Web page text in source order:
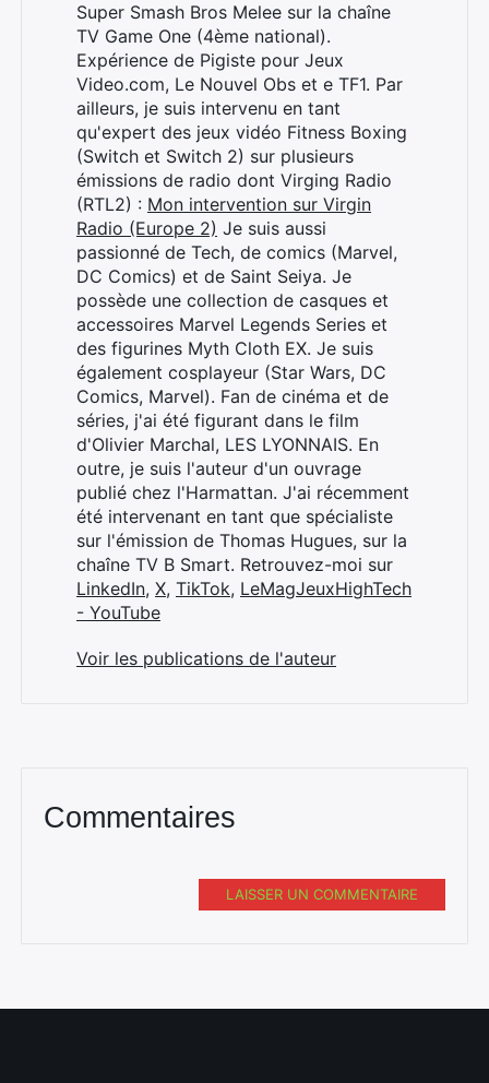
Super Smash Bros Melee sur la chaîne
TV Game One (4ème national).
Expérience de Pigiste pour Jeux
Video.com, Le Nouvel Obs et e TF1. Par
ailleurs, je suis intervenu en tant
qu'expert des jeux vidéo Fitness Boxing
(Switch et Switch 2) sur plusieurs
émissions de radio dont Virging Radio
(RTL2) : Mon intervention sur Virgin
Radio (Europe 2) Je suis aussi
passionné de Tech, de comics (Marvel,
DC Comics) et de Saint Seiya. Je
possède une collection de casques et
accessoires Marvel Legends Series et
des figurines Myth Cloth EX. Je suis
également cosplayeur (Star Wars, DC
Comics, Marvel). Fan de cinéma et de
séries, j'ai été figurant dans le film
d'Olivier Marchal, LES LYONNAIS. En
outre, je suis l'auteur d'un ouvrage
publié chez l'Harmattan. J'ai récemment
été intervenant en tant que spécialiste
sur l'émission de Thomas Hugues, sur la
chaîne TV B Smart. Retrouvez-moi sur
LinkedIn, X, TikTok, LeMagJeuxHighTech
- YouTube
Voir les publications de l'auteur
Commentaires
LAISSER UN COMMENTAIRE